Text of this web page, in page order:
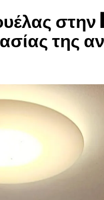
στην
της